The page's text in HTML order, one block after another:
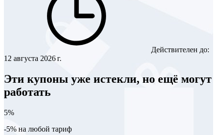
Действителен до:
12 августа 2026 г.
Эти купоны уже истекли, но ещё могут
работать
5%
-5% на любой тариф